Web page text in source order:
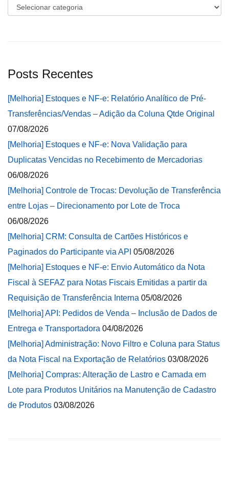
Categorias
Posts Recentes
[Melhoria] Estoques e NF-e: Relatório Analítico de Pré-
Transferências/Vendas – Adição da Coluna Qtde Original
07/08/2026
[Melhoria] Estoques e NF-e: Nova Validação para
Duplicatas Vencidas no Recebimento de Mercadorias
06/08/2026
[Melhoria] Controle de Trocas: Devolução de Transferência
entre Lojas – Direcionamento por Lote de Troca
06/08/2026
[Melhoria] CRM: Consulta de Cartões Históricos e
Paginados do Participante via API 05/08/2026
[Melhoria] Estoques e NF-e: Envio Automático da Nota
Fiscal à SEFAZ para Notas Fiscais Emitidas a partir da
Requisição de Transferência Interna 05/08/2026
[Melhoria] API: Pedidos de Venda – Inclusão de Dados de
Entrega e Transportadora 04/08/2026
[Melhoria] Administração: Novo Filtro e Coluna para Status
da Nota Fiscal na Exportação de Relatórios 03/08/2026
[Melhoria] Compras: Alteração de Lastro e Camada em
Lote para Produtos Unitários na Manutenção de Cadastro
de Produtos 03/08/2026